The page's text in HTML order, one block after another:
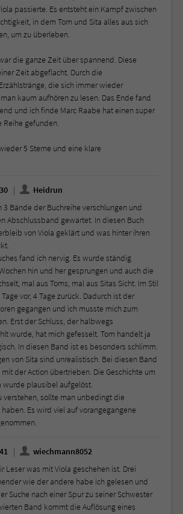
passierte. Es entsteht ein Kampf zwischen
in dem Tom und Sita alles aus sich
um zu überleben.
die ganze Zeit über spannend. Diese
Zeit abgeflacht. Durch die
die sich immer wieder
kaum aufhören zu lesen. Das Ende fand
und ich finde Marc Raabe hat einen super
Reihe gefunden.
5 Sterne und eine klare
Heidrun
3 Bände der Buchreihe verschlungen und
Abschlussband gewartet. In diesen Buch
von Viola geklärt und was hinter ihren
fand ich nervig. Es wurde ständig
hin und her gesprungen und auch die
mal aus Toms, mal aus Sitas Sicht. Im Stil
vor, 4 Tage zurück. Dadurch ist der
gegangen und ich musste mich zum
Erst der Schluss, der halbwegs
wurde, hat mich gefesselt. Tom handelt ja
In diesen Band ist es besonders schlimm.
von Sita sind unrealistisch. Bei diesen Band
der Action übertrieben. Die Geschichte um
wurde plausibel aufgelöst.
verstehen, sollte man unbedingt die
Es wird viel auf vorangegangene
wiechmann8052
Leser was mit Viola geschehen ist. Drei
wie der andere habe ich gelesen und
Suche nach einer Spur zu seiner Schwester
Band kommt die Auflösung eines